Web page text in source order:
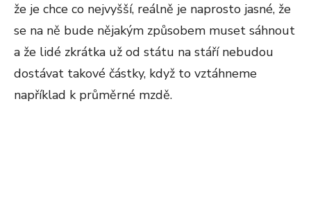
že je chce co nejvyšší, reálně je naprosto jasné, že
se na ně bude nějakým způsobem muset sáhnout
a že lidé zkrátka už od státu na stáří nebudou
dostávat takové částky, když to vztáhneme
například k průměrné mzdě.